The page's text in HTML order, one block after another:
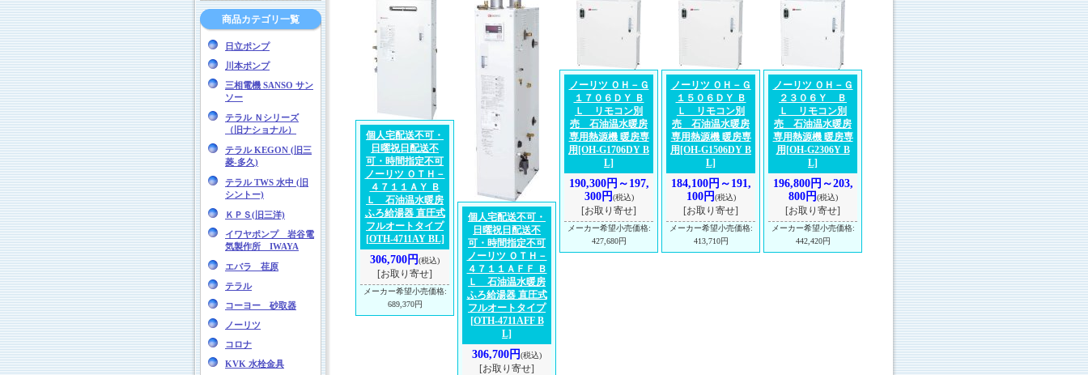
商品カテゴリ一覧
日立ポンプ
川本ポンプ
三相電機 SANSO サン
ソー
テラル Ｎシリーズ
（旧ナショナル）
テラル KEGON (旧三
菱-多久)
テラル TWS 水中 (旧
シントー)
ＫＰＳ(旧三洋)
イワヤポンプ 岩谷電
気製作所 IWAYA
エバラ 荏原
テラル
コーヨー 砂取器
ノーリツ
コロナ
KVK 水栓金具
個人宅配送不可・
日曜祝日配送不
可・時間指定不可
ノーリツ ＯＴＨ－
４７１１ＡＹ Ｂ
Ｌ 石油温水暖房
ふろ給湯器 直圧式
フルオートタイプ
[OTH-4711AY BL]
306,700円(税込)
[お取り寄せ]
メーカー希望小売価格:
689,370円
個人宅配送不可・
日曜祝日配送不
可・時間指定不可
ノーリツ ＯＴＨ－
４７１１ＡＦＦ Ｂ
Ｌ 石油温水暖房
ふろ給湯器 直圧式
フルオートタイプ
[OTH-4711AFF B
L]
306,700円(税込)
[お取り寄せ]
ノーリツ ＯＨ－Ｇ
１７０６ＤＹ Ｂ
Ｌ リモコン別
売 石油温水暖房
専用熱源機 暖房専
用 [OH-G1706DY B
L]
190,300円～197,
300円(税込)
[お取り寄せ]
メーカー希望小売価格:
427,680円
ノーリツ ＯＨ－Ｇ
１５０６ＤＹ Ｂ
Ｌ リモコン別
売 石油温水暖房
専用熱源機 暖房専
用 [OH-G1506DY B
L]
184,100円～191,
100円(税込)
[お取り寄せ]
メーカー希望小売価格:
413,710円
ノーリツ ＯＨ－Ｇ
２３０６Ｙ Ｂ
Ｌ リモコン別
売 石油温水暖房
専用熱源機 暖房専
用 [OH-G2306Y B
L]
196,800円～203,
800円(税込)
[お取り寄せ]
メーカー希望小売価格:
442,420円